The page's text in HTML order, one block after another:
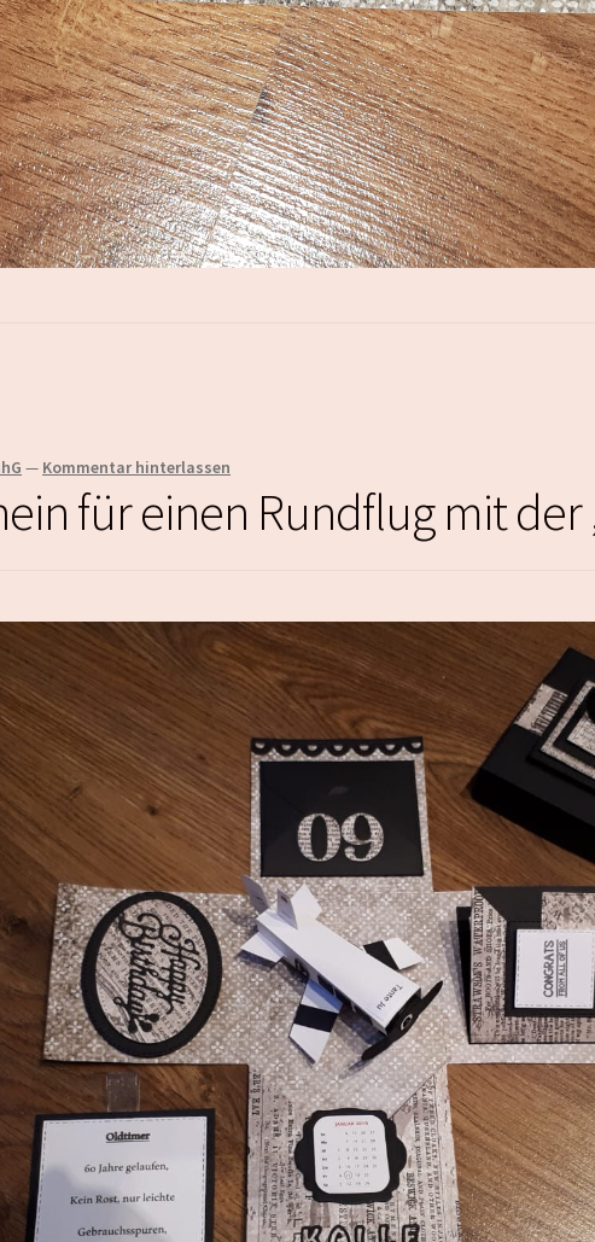
— Kommentar hinterlassen
für einen Rundflug mit der